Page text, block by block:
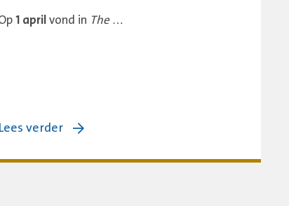
1 aprilvond in The …
Lees verder over:
Playground